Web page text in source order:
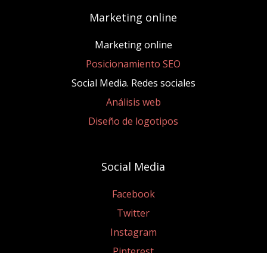
Marketing online
Marketing online
Posicionamiento SEO
Social Media. Redes sociales
Análisis web
Diseño de logotipos
Social Media
Facebook
Twitter
Instagram